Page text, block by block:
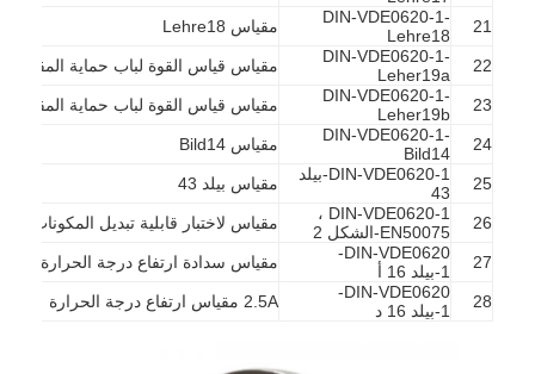
حولنا
جولة في المصنع
مراقبة الجودة
اتصل بنا
أخبار
مدونة
21
DIN-VDE0620-1-
Lehre18
مقياس Lehre18
22
DIN-VDE0620-1-
Leher19a
مقياس قياس القوة لباب حماية المقبس 16A
23
DIN-VDE0620-1-
Leher19b
مقياس قياس القوة لباب حماية المقبس 2.5A
24
DIN-VDE0620-1-
Bild14
مقياس Bild14
25
DIN-VDE0620-1-بيلد
43
مقياس بيلد 43
26
DIN-VDE0620-1 ،
EN50075-الشكل 2
مقياس لاختبار قابلية تبديل المكونات
27
DIN-VDE0620-
1-بيلد 16 أ
مقياس سدادة ارتفاع درجة الحرارة 16A
28
DIN-VDE0620-
1-بيلد 16 د
2.5A مقياس ارتفاع درجة الحرارة